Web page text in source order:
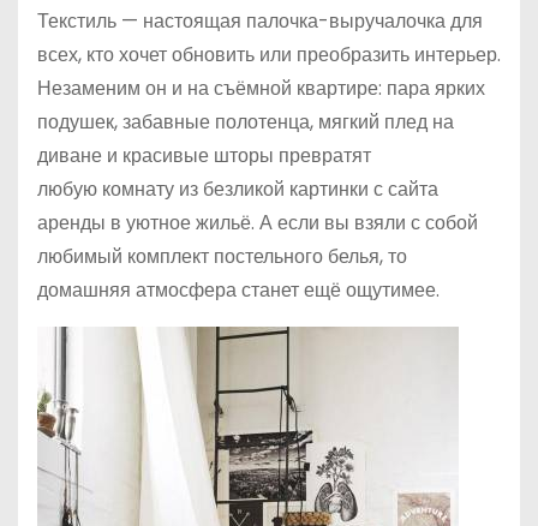
Текстиль — настоящая палочка-выручалочка для
всех, кто хочет обновить или преобразить интерьер.
Незаменим он и на съёмной квартире: пара ярких
подушек, забавные полотенца, мягкий плед на
диване и красивые шторы превратят
любую комнату из безликой картинки с сайта
аренды в уютное жильё. А если вы взяли с собой
любимый комплект постельного белья, то
домашняя атмосфера станет ещё ощутимее.